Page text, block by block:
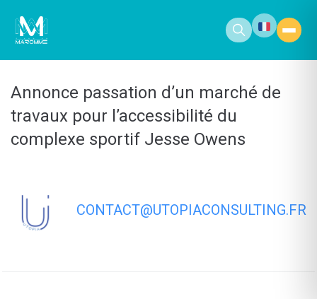
principal
Annonce passation d’un marché de
travaux pour l’accessibilité du
complexe sportif Jesse Owens
CONTACT@UTOPIACONSULTING.FR